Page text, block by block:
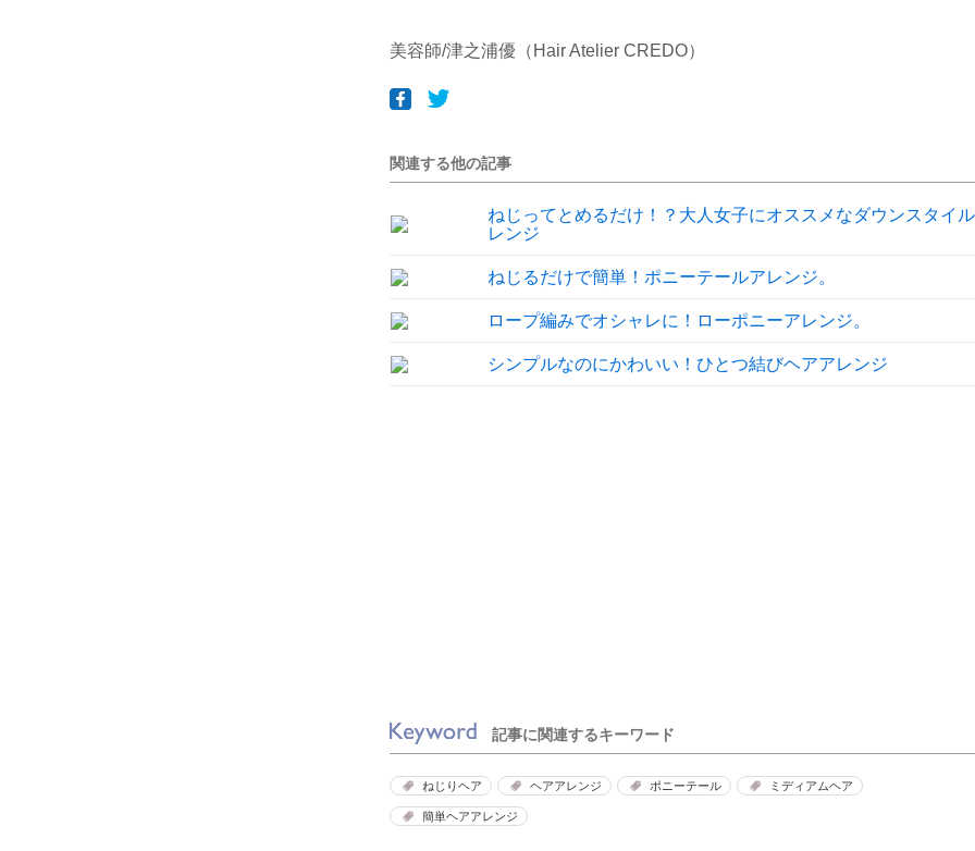
美容師/津之浦優（Hair Atelier CREDO）
関連する他の記事
ねじってとめるだけ！？大人女子にオススメなダウンスタイ
レンジ
ねじるだけで簡単！ポニーテールアレンジ。
ロープ編みでオシャレに！ローポニーアレンジ。
シンプルなのにかわいい！ひとつ結びヘアアレンジ
記事に関連するキーワード
ねじりヘア ヘアアレンジ ポニーテール ミディアムヘア
簡単ヘアアレンジ